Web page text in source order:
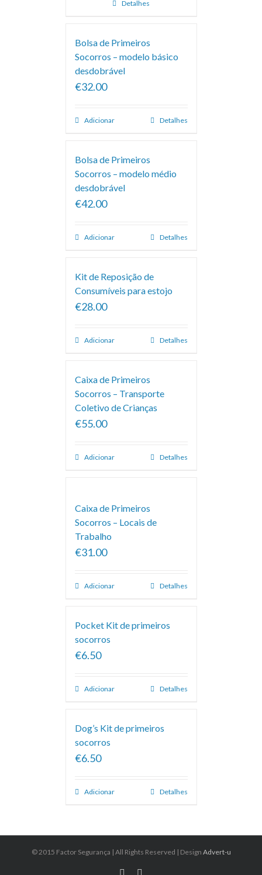
Detalhes
Bolsa de Primeiros
Socorros – modelo básico
desdobrável
€32.00
Adicionar Detalhes
Bolsa de Primeiros
Socorros – modelo médio
desdobrável
€42.00
Adicionar Detalhes
Kit de Reposição de
Consumíveis para estojo
€28.00
Adicionar Detalhes
Caixa de Primeiros
Socorros – Transporte
Coletivo de Crianças
€55.00
Adicionar Detalhes
Caixa de Primeiros
Socorros – Locais de
Trabalho
€31.00
Adicionar Detalhes
Pocket Kit de primeiros
socorros
€6.50
Adicionar Detalhes
Dog’s Kit de primeiros
socorros
€6.50
Adicionar Detalhes
© 2015 Factor Segurança | All Rights Reserved | Design Advert-u